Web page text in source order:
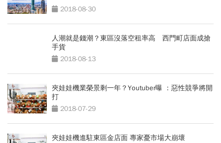
2018-08-30
人潮就是錢潮？東區沒落空租率高 西門町店面成搶
手貨
2018-08-13
夾娃娃機業榮景剩一年？Youtuber曝 ：惡性競爭將開
打
2018-07-29
夾娃娃機進駐東區金店面 專家憂市場大崩壞